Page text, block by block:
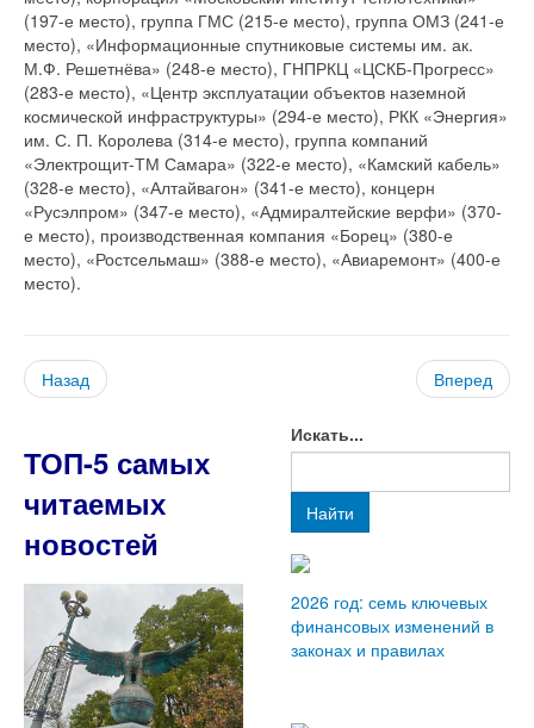
(197-е место), группа ГМС (215-е место), группа ОМЗ (241-е
место), «Информационные спутниковые системы им. ак.
М.Ф. Решетнёва» (248-е место), ГНПРКЦ «ЦСКБ-Прогресс»
(283-е место), «Центр эксплуатации объектов наземной
космической инфраструктуры» (294-е место), РКК «Энергия»
им. С. П. Королева (314-е место), группа компаний
«Электрощит-ТМ Самара» (322-е место), «Камский кабель»
(328-е место), «Алтайвагон» (341-е место), концерн
«Русэлпром» (347-е место), «Адмиралтейские верфи» (370-
е место), производственная компания «Борец» (380-е
место), «Ростсельмаш» (388-е место), «Авиаремонт» (400-е
место).
Назад Вперед
ТОП-5 самых
читаемых
новостей
Искать...
Найти
2026 год: семь ключевых
финансовых изменений в
законах и правилах